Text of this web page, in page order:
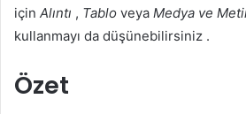
için Alıntı , Tablo veya Medya ve
kullanmayı da düşünebilirsiniz .
Özet